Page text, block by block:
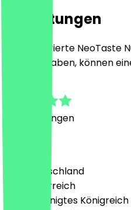
Bewertungen
Nur registrierte NeoTaste
besucht haben, können
Bewertungen
🇩🇪 Deutschland
🇦🇹 Österreich
🇬🇧 Vereinigtes Königreich